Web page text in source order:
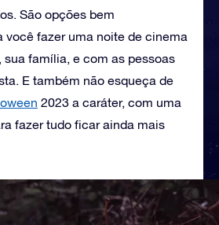
São opções bem
você fazer uma noite de cinema
sua família, e com as pessoas
E também não esqueça de
2023 a caráter, com uma
fazer tudo ficar ainda mais